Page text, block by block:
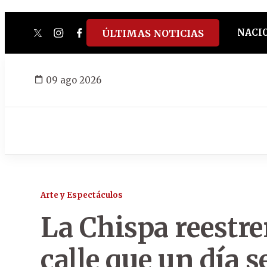
twitterinstagram
facebook
tiktokyoutube
spotify
ÚLTIMAS NOTICIAS
09 ago 2026
Arte y Espectáculos
La Chispa
calle que un día